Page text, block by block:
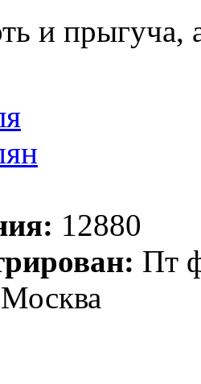
и прыгуча,
12880
Пт
Москва